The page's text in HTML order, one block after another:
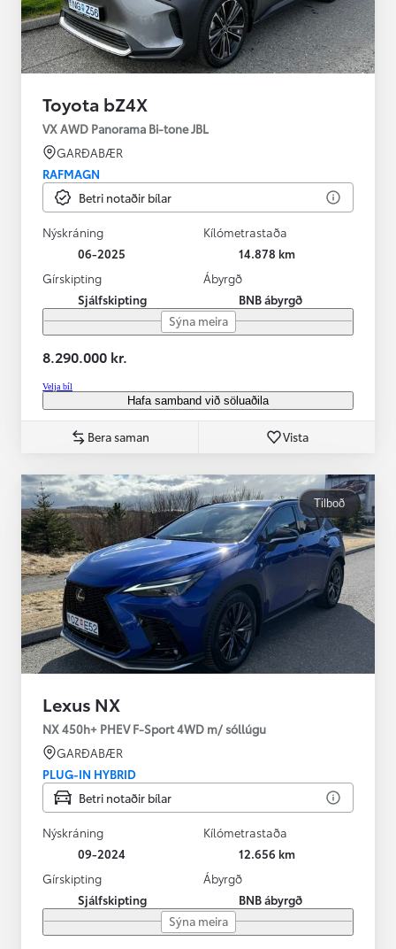
Toyota bZ4X
VX AWD Panorama Bi-tone JBL
GARÐABÆR
RAFMAGN
Betri notaðir bílar
Nýskráning
06-2025
Kílómetrastaða
14.878 km
Gírskipting
Sjálfskipting
Ábyrgð
BNB ábyrgð
Sýna meira
8.290.000 kr.
Velja bíl
Hafa samband við söluaðila
Bera saman Vista
Tilboð
Lexus NX
NX 450h+ PHEV F-Sport 4WD m/ sóllúgu
GARÐABÆR
PLUG-IN HYBRID
Betri notaðir bílar
Nýskráning
09-2024
Kílómetrastaða
12.656 km
Gírskipting
Sjálfskipting
Ábyrgð
BNB ábyrgð
Sýna meira